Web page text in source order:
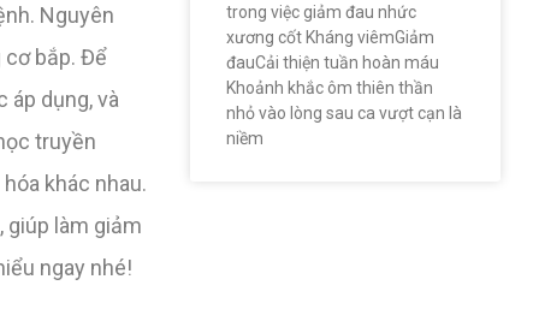
Nguyên
cơ bắp. Để
dụng, và
truyền
khác nhau.
giúp làm giảm
ngay nhé!
trong việc giảm đau nhức
xương cốt Kháng viêmGiảm
đauCải thiện tuần hoàn máu
Khoảnh khắc ôm thiên thần
nhỏ vào lòng sau ca vượt cạn là
niềm